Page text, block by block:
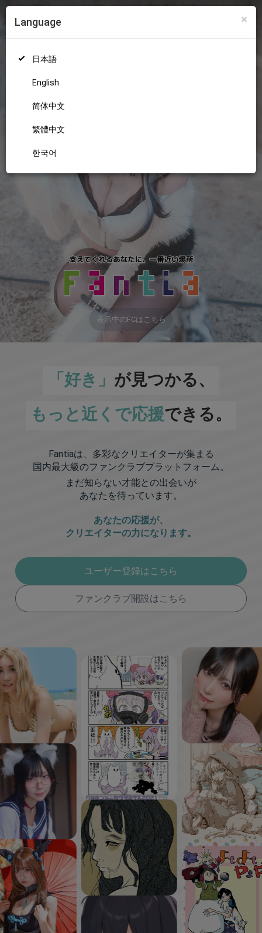
×
Language
日本語
English
简体中文
繁體中文
한국어
18+
表示中のFCはこちら
「好き」 が見つかる、
もっと近くで応援できる。
Fantiaは、多彩なクリエイターが集まる
国内最大級のファンクラブプラットフォーム。
まだ知らない才能との出会いが
あなたを待っています。
あなたの応援が、
クリエイターの力になります。
ユーザー登録はこちら
ファンクラブ開設はこちら